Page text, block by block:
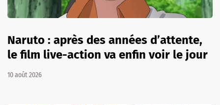
Naruto : après des années d’attente,
le film live-action va enfin voir le jour
10 août 2026